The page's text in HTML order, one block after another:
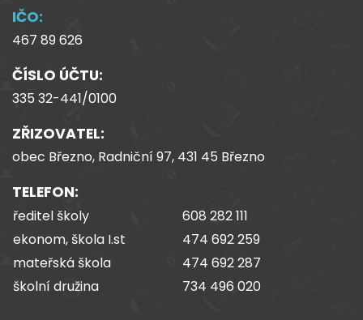
IČO:
467 89 626
ČÍSLO ÚČTU:
335 32-441/0100
ZŘIZOVATEL:
obec Březno, Radniční 97, 431 45 Březno
TELEFON:
ředitel školy
608 282 111
ekonom, škola I.st
474 692 259
mateřská škola
474 692 287
školní družina
734 496 020